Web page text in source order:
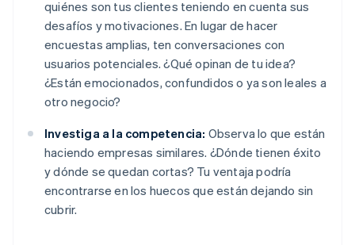
quiénes son tus clientes teniendo en cuenta sus
desafíos y motivaciones. En lugar de hacer
encuestas amplias, ten conversaciones con
usuarios potenciales. ¿Qué opinan de tu idea?
¿Están emocionados, confundidos o ya son leales a
otro negocio?
Investiga a la competencia: Observa lo que están
haciendo empresas similares. ¿Dónde tienen éxito
y dónde se quedan cortas? Tu ventaja podría
encontrarse en los huecos que están dejando sin
cubrir.